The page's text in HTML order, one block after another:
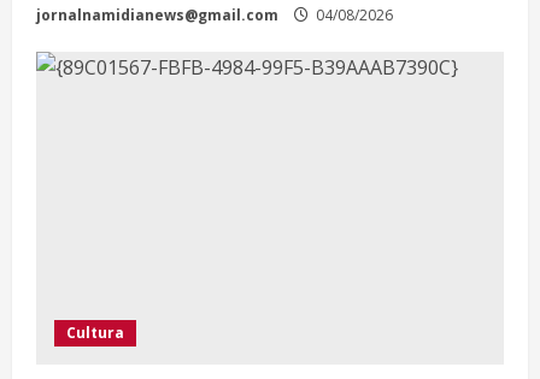
jornalnamidianews@gmail.com 04/08/2026
Cultura